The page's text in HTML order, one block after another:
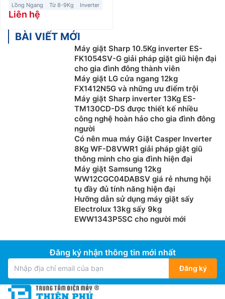
Lồng Ngang Từ 8-9Kg Inverter
Liên hệ
BÀI VIẾT MỚI
Máy giặt Sharp 10.5Kg inverter ES-
FK1054SV-G giải pháp giặt giũ hiện đại
cho gia đình đông thành viên
Máy giặt LG cửa ngang 12kg
FX1412N5G và những ưu điểm trội
Máy giặt Sharp inverter 13Kg ES-
TM130CD-DS được thiết kế nhiều
công nghệ hoàn hảo cho gia đình đông
người
Có nên mua máy Giặt Casper Inverter
8Kg WF-D8VWR1 giải pháp giặt giũ
thông minh cho gia đình hiện đại
Máy giặt Samsung 12kg
WW12CGC04DABSV giá rẻ nhưng hội
tụ đầy đủ tính năng hiện đại
Hưỡng dẫn sử dụng máy giặt sấy
Electrolux 13kg sấy 9kg
EWW1343P5SC cho người mới
Đăng ký nhận thông tin mới nhất
Đăng ký